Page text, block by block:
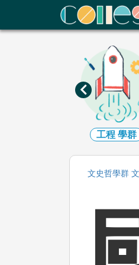
ColleGo! 大學選
數理化學群
文史哲學群